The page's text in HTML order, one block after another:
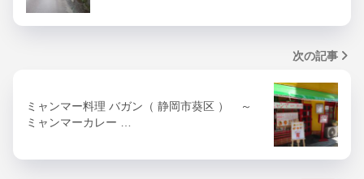
次の記事
ミャンマー料理 バガン（ 静岡市葵区 ） ～
ミャンマーカレー …